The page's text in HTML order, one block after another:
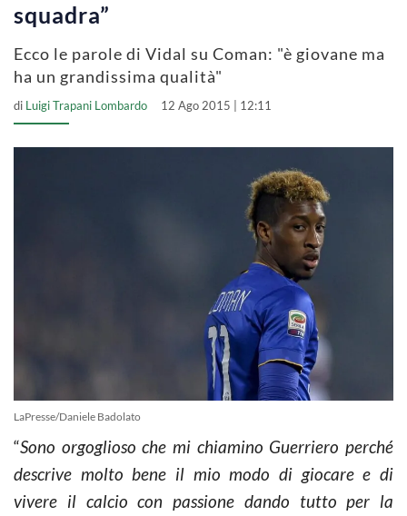
squadra”
Ecco le parole di Vidal su Coman: "è giovane ma
ha un grandissima qualità"
di Luigi Trapani Lombardo 12 Ago 2015 | 12:11
LaPresse/Daniele Badolato
“Sono orgoglioso che mi chiamino Guerriero perché
descrive molto bene il mio modo di giocare e di
vivere il calcio con passione dando tutto per la